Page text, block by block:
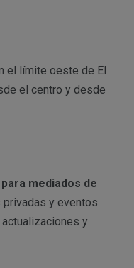
el límite oeste de El
el centro y desde
mediados de
privadas y eventos
y